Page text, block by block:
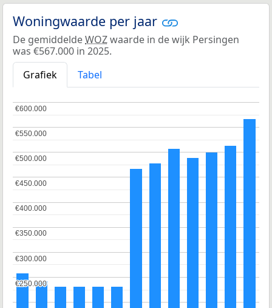
Woningwaarde per jaar
De gemiddeldeWOZwaarde in de wijk Persingen
was €567.000 in 2025.
Grafiek
Tabel
€250.000
€250.000
€300.000
€300.000
€350.000
€350.000
€400.000
€400.000
€450.000
€450.000
€500.000
€500.000
€550.000
€550.000
€600.000
€600.000